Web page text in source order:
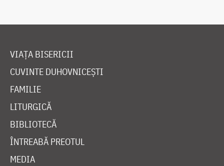
VIAȚA BISERICII
CUVINTE DUHOVNICEȘTI
FAMILIE
LITURGICĂ
BIBLIOTECĂ
ÎNTREABĂ PREOTUL
MEDIA